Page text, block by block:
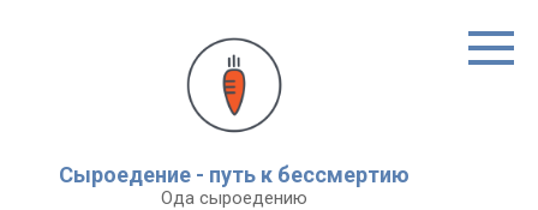
Сыроедение - путь к бессмертию
Ода сыроедению